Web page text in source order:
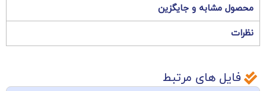
محصول مشابه و جایگزین
نظرات
فایل های مرتبط